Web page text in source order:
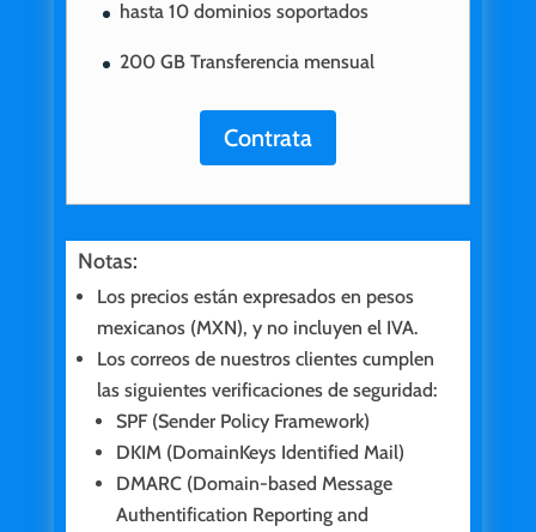
hasta 10 dominios soportados
200 GB Transferencia mensual
Contrata
Notas:
Los precios están expresados en pesos
mexicanos (MXN), y no incluyen el IVA.
Los correos de nuestros clientes cumplen
las siguientes verificaciones de seguridad:
SPF (Sender Policy Framework)
DKIM (DomainKeys Identified Mail)
DMARC (Domain-based Message
Authentification Reporting and